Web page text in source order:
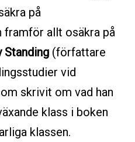
på
framför allt osäkra på
Standing (författare
vid
skrivit om vad han
klass i boken
klassen.